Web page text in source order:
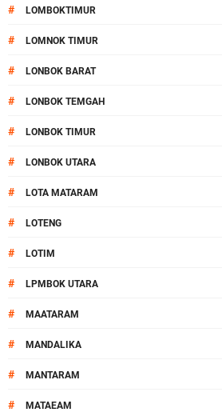
# LOMBOKTIMUR
# LOMNOK TIMUR
# LONBOK BARAT
# LONBOK TEMGAH
# LONBOK TIMUR
# LONBOK UTARA
# LOTA MATARAM
# LOTENG
# LOTIM
# LPMBOK UTARA
# MAATARAM
# MANDALIKA
# MANTARAM
# MATAEAM